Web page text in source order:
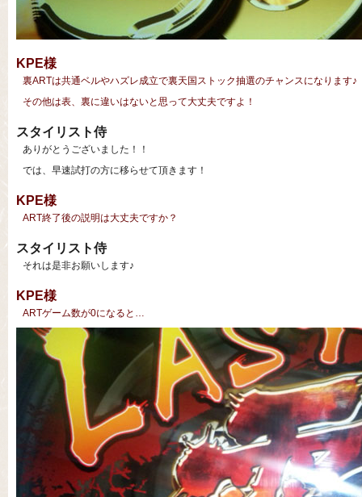
KPE様
裏ARTは共通ベルやハズレ成立で裏天国ストック抽選のチャンスになります♪
その他は表、裏に違いはないと思って大丈夫ですよ！
スタイリスト侍
ありがとうございました！！
では、早速試打の方に移らせて頂きます！
KPE様
ART終了後の説明は大丈夫ですか？
スタイリスト侍
それは是非お願いします♪
KPE様
ARTゲーム数が0になると…